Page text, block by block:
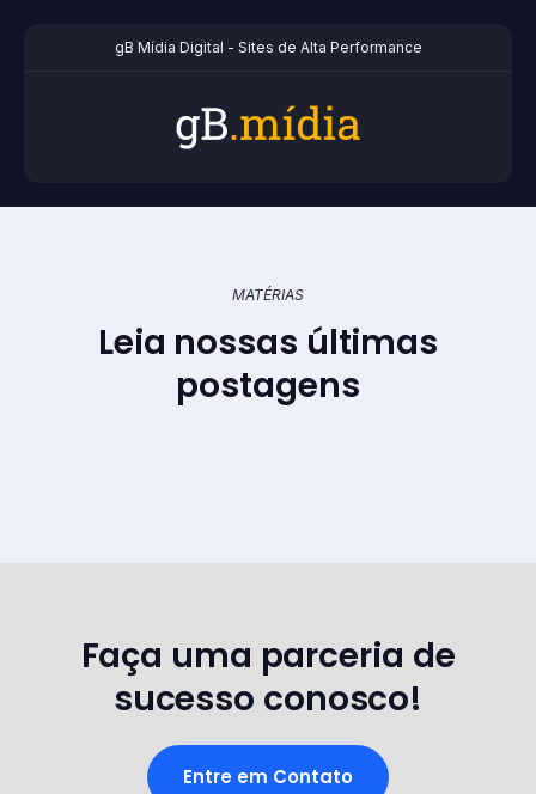
gB Mídia Digital - Sites de Alta Performance
MATÉRIAS
Leia nossas últimas
postagens
Faça uma parceria de
sucesso conosco!
Entre em Contato